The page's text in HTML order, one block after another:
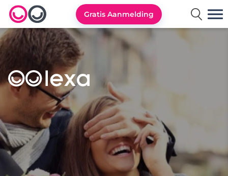
Lexa logo
Gratis Aanmelding